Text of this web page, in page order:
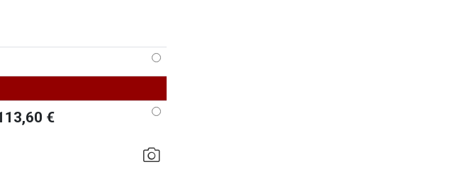
€